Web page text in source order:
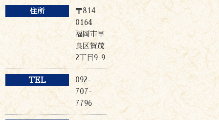
住所
〒814-
0164
福岡市早
良区賀茂
2丁目9-9
TEL
092-
707-
7796